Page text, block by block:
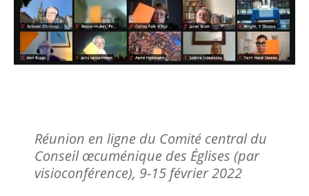
Réunion en ligne du Comité central du
Conseil œcuménique des Églises (par
visioconférence), 9-15 février 2022